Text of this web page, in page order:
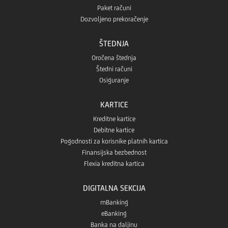
Paket računi
Dozvoljeno prekoračenje
ŠTEDNJA
Oročena štednja
Štedni računi
Osiguranje
KARTICE
Kreditne kartice
Debitne kartice
Pogodnosti za korisnike platnih kartica
Finansijska bezbednost
Flexia kreditna kartica
DIGITALNA SEKCIJA
mBanking
eBanking
Banka na daljinu